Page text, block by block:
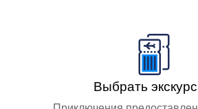
Выбрать